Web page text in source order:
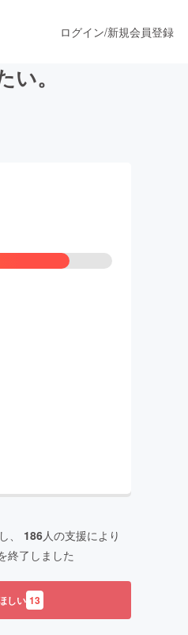
ログイン/新規会員登録
。
、 186人の支援により
終了しました
しい 13